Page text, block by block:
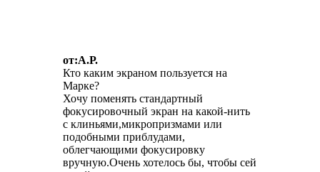
от:А.Р.
Кто каким экраном пользуется на
Марке?
Хочу поменять стандартный
фокусировочный экран на какой-нить
с клиньями,микропризмами или
подобными приблудами,
облегчающими фокусировку
вручную.Очень хотелось бы, чтобы сей